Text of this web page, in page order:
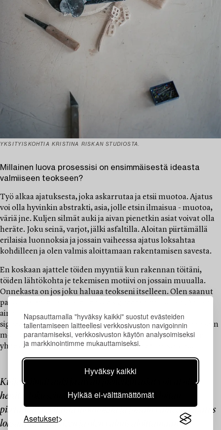
Napsauttamalla "hyväksy kaikki" suostut evästeiden
tallentamiseen laitteellesi verkkosivuston navigoinnin
parantamiseksi, verkkosivuston käytön analysoimiseksi
ja markkinointimme mukauttamiseksi.
Hyväksy kaikki
Hylkää ei-välttämättömät
Asetukset
YKSITYISKOHTIA KRISTINA RISKAN STUDIOSTA.
Millainen luova prosessisi on ensimmäisestä ideasta
valmiiseen teokseen?
Työ alkaa ajatuksesta, joka askarrutaa ja etsii muotoa. Ajatus
voi olla hyvinkin abstrakti, asia, jolle etsin ilmaisua - muotoa,
väriä jne. Kuljen silmät auki ja aivan pienetkin asiat voivat olla
heräte. Joku seinä, varjot, jälki asfaltilla. Aloitan piirtämällä
erilaisia luonnoksia ja jossain vaiheessa ajatus loksahtaa
kohdilleen ja olen valmis aloittamaan rakentamisen savesta.
En koskaan ajattele töiden myyntiä kun rakennan töitäni,
töiden lähtökohta je tekemisen motiivi on jossain muualla.
Onnekasta on jos joku haluaa teokseni itselleen. Olen saanut
paljon palautetta siitä, etten ole signeerannut töitäni. Yritän
aina, mutta jotenkin se unohtuu, ei tunnu tärkeältä tai
signeeraus raapiutuu tekoprosessissa jäljettömiin. Kerran kun
moitteiden jälkeen päätin ryhdistäytyä löytyi myöhemmin
yhdestä isosta työstä kolme signeerausta eri paikoista...
Kuljen silmät auki ja aivan pienetkin asiat voivat olla
heräte. Joku seinä, varjot, jälki asfaltilla. Aloitan
piirtämällä erilaisia luonnoksia ja jossain vaiheessa ajatus
loksahtaa kohdilleen ja olen valmis aloittamaan